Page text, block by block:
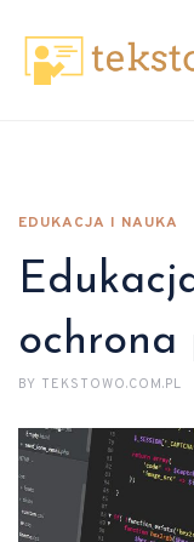
EDUKACJA I NAUKA
ochrona
BY TEKSTOWO.COM.PL